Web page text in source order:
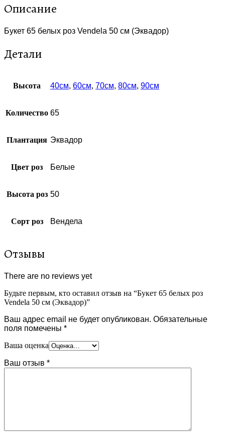
Описание
Букет 65 белых роз Vendela 50 см (Эквадор)
Детали
Высота 40см, 60см, 70см, 80см, 90см
Количество 65
Плантация Эквадор
Цвет роз Белые
Высота роз 50
Сорт роз Вендела
Отзывы
There are no reviews yet
Будьте первым, кто оставил отзыв на “Букет 65 белых роз
Vendela 50 см (Эквадор)”
Ваш адрес email не будет опубликован. Обязательные
поля помечены *
Ваша оценка
Ваш отзыв *